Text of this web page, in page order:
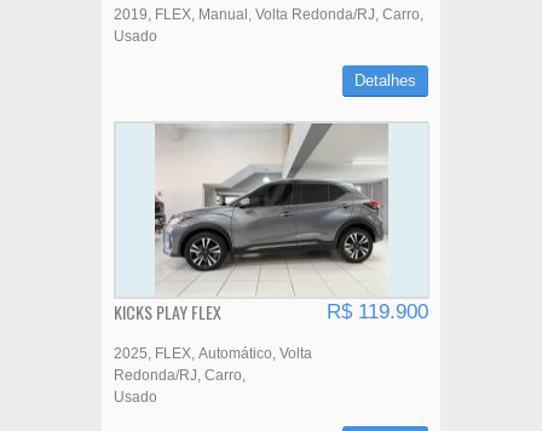
2019 FLEX Manual Volta Redonda/RJ Carro
Usado
Detalhes
KICKS PLAY FLEX R$ 119.900
2025 FLEX Automático Volta
Redonda/RJ Carro
Usado